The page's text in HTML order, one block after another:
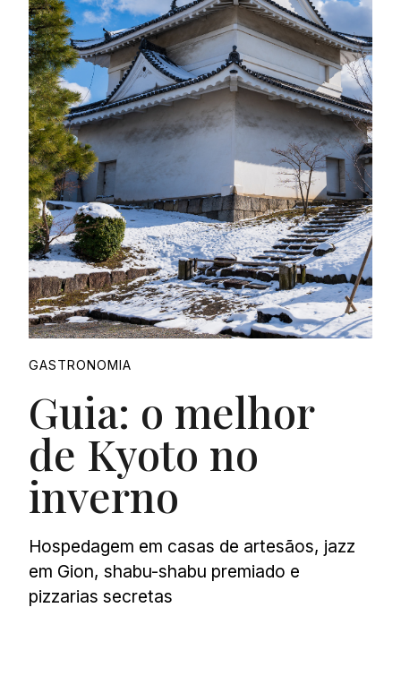
Proudly
GASTRONOMIA
Guia: o melhor
de Kyoto no
inverno
Hospedagem em casas de artesãos, jazz
em Gion, shabu-shabu premiado e
pizzarias secretas